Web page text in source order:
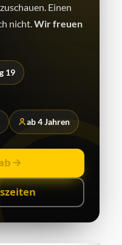
Einen
nicht.Wir freuen
19
ab 4 Jahren